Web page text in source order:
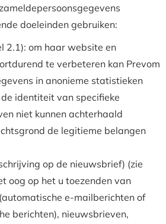
doeleinden gebruiken:
2.1): om haar website en
te verbeteren kan Prevom
in anonieme statistieken
identiteit van specifieke
niet kunnen achterhaald
de legitieme belangen
op de nieuwsbrief) (zie
oog op het u toezenden van
e-mailberichten of
berichten), nieuwsbrieven,